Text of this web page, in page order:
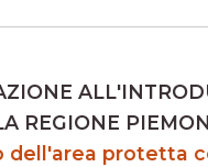
REGIONE
dell'area protetta